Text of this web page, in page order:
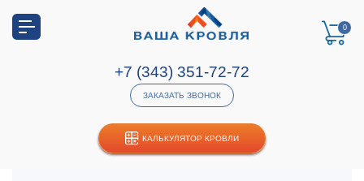
КАЛЬКУЛЯТОР КРОВЛИ
0
+7 (343) 351-72-72
ЗАКАЗАТЬ ЗВОНОК